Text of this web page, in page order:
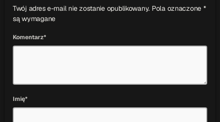
Twój adres e-mail nie zostanie opublikowany. Pola oznaczone *
są wymagane
Komentarz*
Imię*